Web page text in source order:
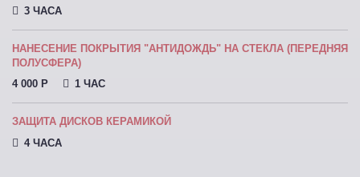
3 ЧАСА
НАНЕСЕНИЕ ПОКРЫТИЯ "АНТИДОЖДЬ" НА СТЕКЛА (ПЕРЕДНЯЯ
ПОЛУСФЕРА)
4 000 P
1 ЧАС
ЗАЩИТА ДИСКОВ КЕРАМИКОЙ
4 ЧАСА